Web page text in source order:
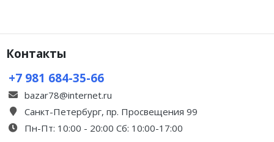
Контакты
+7 981 684-35-66
bazar78@internet.ru
Санкт-Петербург, пр. Просвещения 99
Пн-Пт: 10:00 - 20:00 Сб: 10:00-17:00